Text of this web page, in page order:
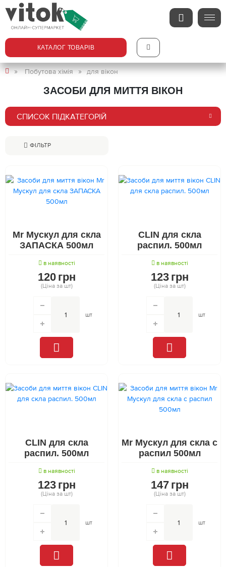
КАТАЛОГ ТОВАРІВ
Побутова хімія для вікон
ЗАСОБИ ДЛЯ МИТТЯ ВІКОН
СПИСОК ПІДКАТЕГОРІЙ
ФІЛЬТР
Mr Мускул для скла
ЗАПАСКА 500мл
в наявності
120 грн
(Ціна за шт)
шт
CLIN для скла
распил. 500мл
в наявності
123 грн
(Ціна за шт)
шт
CLIN для скла
распил. 500мл
в наявності
123 грн
(Ціна за шт)
шт
Mr Мускул для скла с
распил 500мл
в наявності
147 грн
(Ціна за шт)
шт